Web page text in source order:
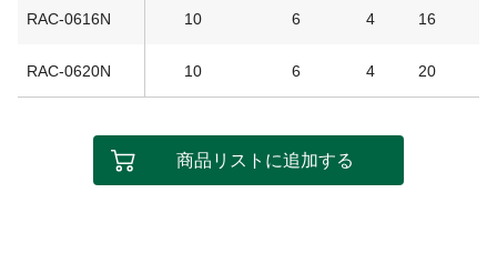
RAC-0616N 10 6 4 16
RAC-0620N 10 6 4 20
商品リストに追加する